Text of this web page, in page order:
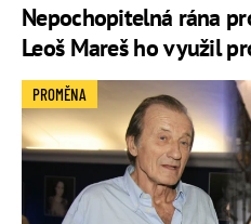
Nepochopitelná rána
Leoš Mareš ho využil
PROMĚNA